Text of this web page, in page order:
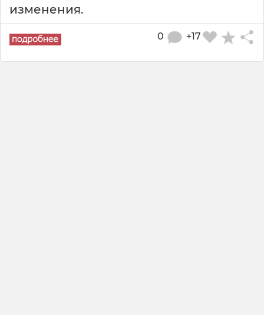
изменения.
+17
0